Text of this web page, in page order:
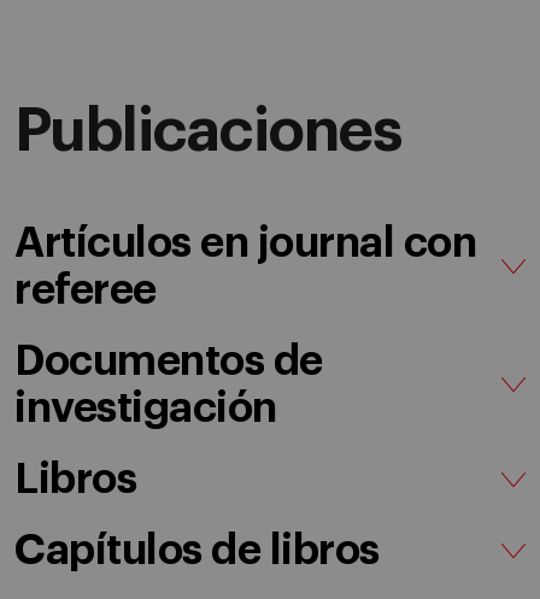
Publicaciones
Artículos en journal con
referee
Documentos de
investigación
Libros
Capítulos de libros